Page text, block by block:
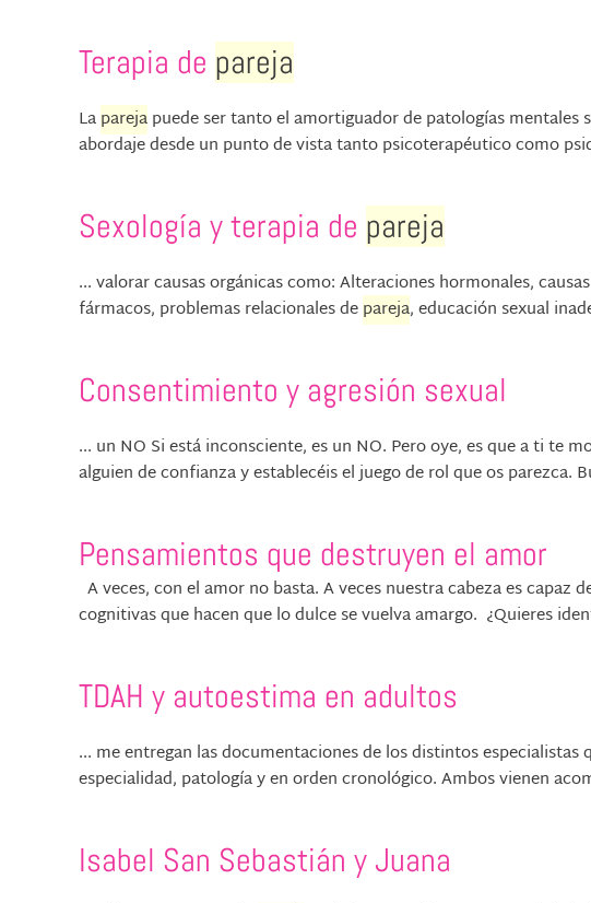
Terapia de pareja
Laparejapuede ser tanto el amortiguador de patologías
abordaje desde un punto de vista tanto psicoterapéutico como
Sexología y terapia de pareja
... valorar causas orgánicas como: Alteraciones hormonales,
fármacos, problemas relacionales depareja, educación sexual
Consentimiento y agresión sexual
... un NO Si está inconsciente, es un NO. Pero oye, es que a ti te
alguien de confianza y establecéis el juego de rol que os parezca.
Pensamientos que destruyen el amor
A veces, con el amor no basta. A veces nuestra cabeza es capaz
cognitivas que hacen que lo dulce se vuelva amargo. ¿Quieres
TDAH y autoestima en adultos
... me entregan las documentaciones de los distintos
especialidad, patología y en orden cronológico. Ambos vienen
Isabel San Sebastián y Juana